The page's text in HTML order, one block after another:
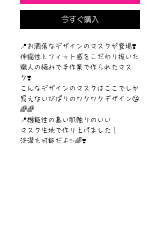
今すぐ購入
︎📍お洒落なデザインのマスクが登場❣️
伸縮性とフィット感をこだわり抜いた
職人の極みで手作業で作られたマス
ク❣️
こんなデザインのマスクはここでしか
買えないぴぱりのワクワクデザイン😘
🌈🌈
📍機能性の高い肌触りのいい
マスク生地で作り上げました！
洗濯も可能だよ✨🌈❣️